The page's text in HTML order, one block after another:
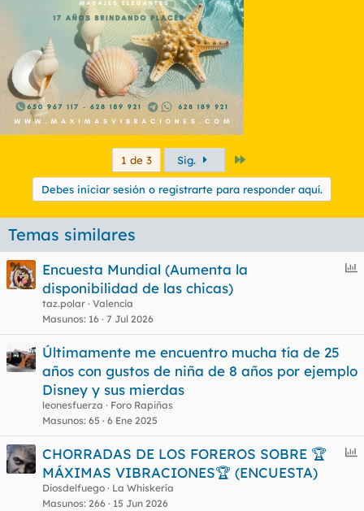
1 de 3 Sig.
Debes iniciar sesión o registrarte para responder aquí.
Temas similares
E
e
t
Encuesta Mundial (Aumenta la
disponibilidad de las chicas)
taz.polar Valencia
Masunos 16 7 Jul 2026
Últimamente me encuentro mucha tía de 25
años con gustos de niña de 8 años por ejemplo
Disney y sus mierdas
leonesfuerza
Foro Rapiñas
Masunos 65 6 Ene 2025
E
CHORRADAS DE LOS FOREROS SOBRE 🏆
MÁXIMAS VIBRACIONES🏆 (ENCUESTA)
Diosdelfuego
La Whiskería
Masunos 266 15 Jun 2026